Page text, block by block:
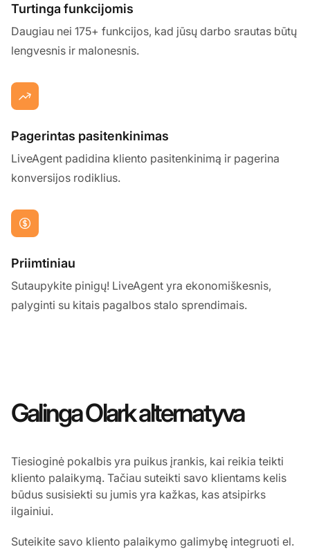
Turtinga funkcijomis
Daugiau nei 175+ funkcijos, kad jūsų darbo srautas būtų
lengvesnis ir malonesnis.
Pagerintas pasitenkinimas
LiveAgent padidina kliento pasitenkinimą ir pagerina
konversijos rodiklius.
Priimtiniau
Sutaupykite pinigų! LiveAgent yra ekonomiškesnis,
palyginti su kitais pagalbos stalo sprendimais.
Galinga Olark alternatyva
Tiesioginė pokalbis yra puikus įrankis, kai reikia teikti
kliento palaikymą. Tačiau suteikti savo klientams kelis
būdus susisiekti su jumis yra kažkas, kas atsipirks
ilgainiui.
Suteikite savo kliento palaikymo galimybę integruoti el.